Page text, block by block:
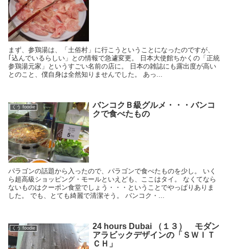
まず、参鶏湯は、「土俗村」に行こうということになったのですが、
｢込んでいるらしい」との情報で急遽変更。 日本大使館ちかくの「正統
参鶏湯元家」というすごい名前の店に。 日本の雑誌にも露出度が高い
とのこと、僕自身は全然知りませんでした。 あっ...
くう foodie
バンコクＢ級グルメ・・・バンコ
クで食べたもの
パラゴンの話題から入ったので、パラゴンで食べたものを少し。 いく
ら超高級ショッピング・モールといえども、ここはタイ。 なくてなら
ないものはクーポン食堂でしょう・・・ということでやっぱりありま
した。 でも、とても綺麗で清潔そう。 バンコク・...
くう foodie
24 hours Dubai （１３） モダン
アラビックデザインの「ＳＷＩＴ
ＣＨ」